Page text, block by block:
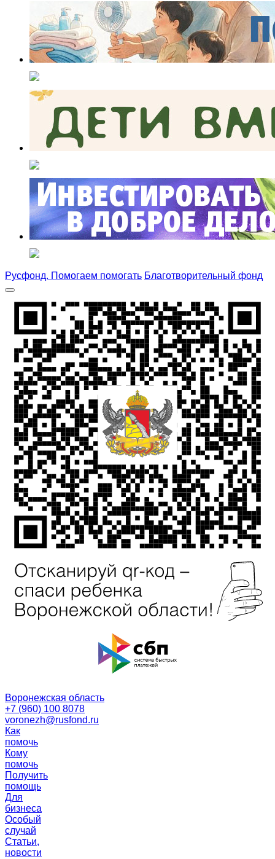
Русфонд. Помогаем помогать Благотворительный фонд
Воронежская область
+7 (960) 100 8078
voronezh@rusfond.ru
Как
помочь
Кому
помочь
Получить
помощь
Для
бизнеса
Особый
случай
Статьи,
новости